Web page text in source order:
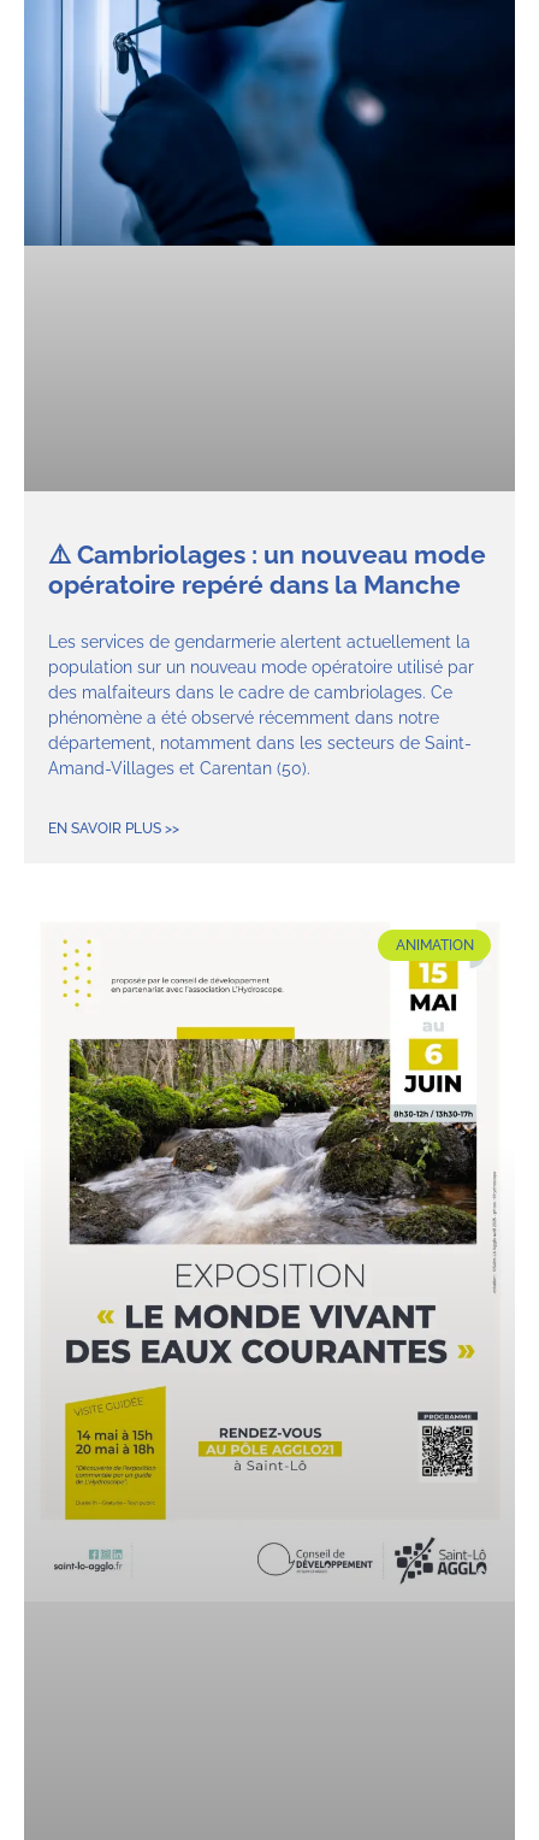
⚠️ Cambriolages : un nouveau mode
opératoire repéré dans la Manche
Les services de gendarmerie alertent actuellement la
population sur un nouveau mode opératoire utilisé par
des malfaiteurs dans le cadre de cambriolages. Ce
phénomène a été observé récemment dans notre
département, notamment dans les secteurs de Saint-
Amand-Villages et Carentan (50).
EN SAVOIR PLUS >>
ANIMATION